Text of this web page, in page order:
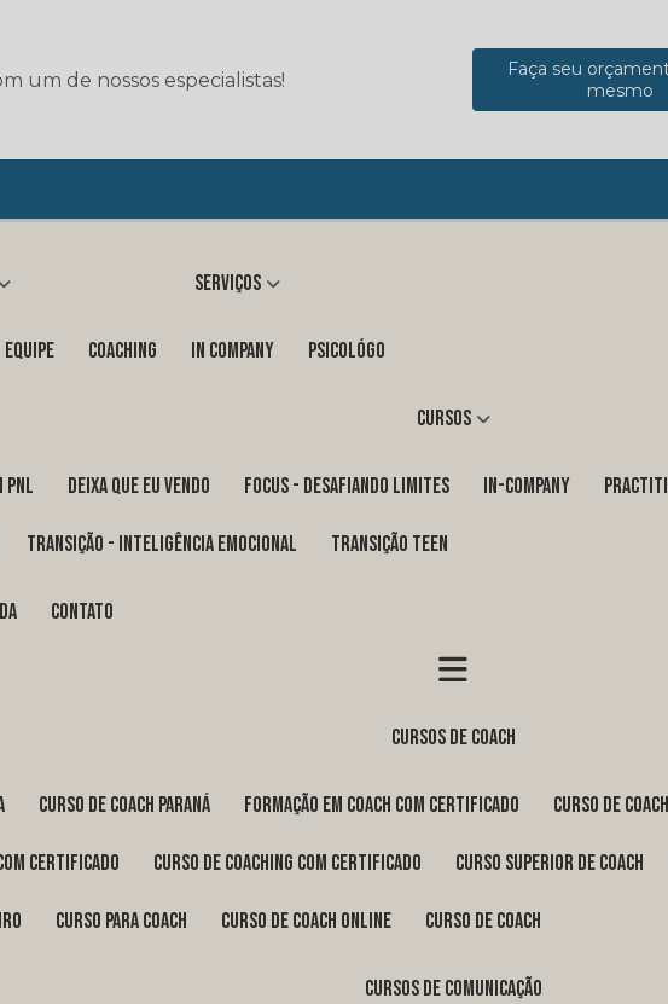
um de nossos especialistas!
Faça seu
mesmo
Equipe
Serviços
Coaching in company Psicológo
Cursos
PNL DEIXA QUE EU VENDO FOCUS - DESAFIANDO LIMITES In-Company
TRANSIÇÃO - INTELIGÊNCIA EMOCIONAL TRANSIÇÃO TEEN
Contato
cursos de coach
curso de coach Paraná formação em coach com certificado curso de
certificado curso de coaching com certificado curso superior de coach
curso para coach curso de coach online curso de coach
cursos de comunicação